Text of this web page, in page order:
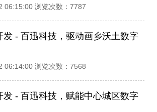
06:15:00 浏览次数：7787
发 - 百迅科技，驱动画乡沃土数字
06:14:00 浏览次数：7568
发 - 百迅科技，赋能中心城区数字